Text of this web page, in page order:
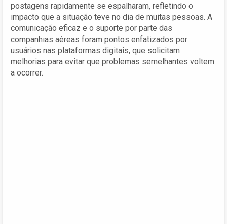
postagens rapidamente se espalharam, refletindo o
impacto que a situação teve no dia de muitas pessoas. A
comunicação eficaz e o suporte por parte das
companhias aéreas foram pontos enfatizados por
usuários nas plataformas digitais, que solicitam
melhorias para evitar que problemas semelhantes voltem
a ocorrer.